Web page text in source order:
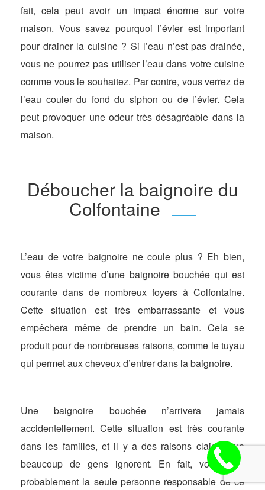
fait, cela peut avoir un impact énorme sur votre
maison. Vous savez pourquoi l’évier est important
pour drainer la cuisine ? Si l’eau n’est pas drainée,
vous ne pourrez pas utiliser l’eau dans votre cuisine
comme vous le souhaitez. Par contre, vous verrez de
l’eau couler du fond du siphon ou de l’évier. Cela
peut provoquer une odeur très désagréable dans la
maison.
Déboucher la baignoire du
Colfontaine
L’eau de votre baignoire ne coule plus ? Eh bien,
vous êtes victime d’une baignoire bouchée qui est
courante dans de nombreux foyers à Colfontaine.
Cette situation est très embarrassante et vous
empêchera même de prendre un bain. Cela se
produit pour de nombreuses raisons, comme le tuyau
qui permet aux cheveux d’entrer dans la baignoire.
Une baignoire bouchée n’arrivera jamais
accidentellement. Cette situation est très courante
dans les familles, et il y a des raisons claires que
beaucoup de gens ignorent. En fait, vous êtes
probablement la seule personne responsable de ce